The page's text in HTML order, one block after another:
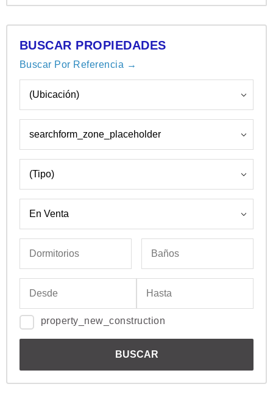
BUSCAR PROPIEDADES
Buscar Por Referencia →
property_new_construction